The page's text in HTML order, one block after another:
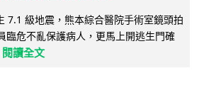
7.1 級地震，熊本綜合醫院手術室鏡頭拍
臨危不亂保護病人，更馬上開逃生門確
閱讀全文